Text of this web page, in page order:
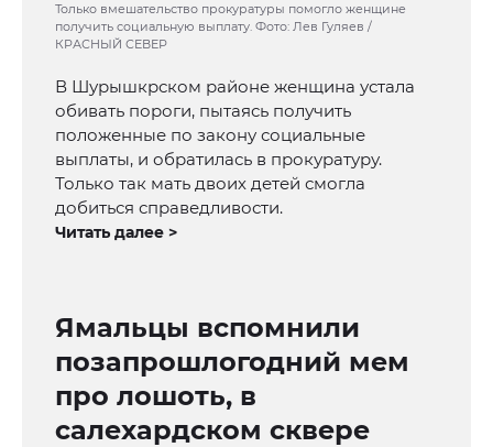
Только вмешательство прокуратуры помогло женщине
получить социальную выплату. Фото: Лев Гуляев /
КРАСНЫЙ СЕВЕР
В Шурышкрском районе женщина устала
обивать пороги, пытаясь получить
положенные по закону социальные
выплаты, и обратилась в прокуратуру.
Только так мать двоих детей смогла
добиться справедливости.
Читать далее >
Ямальцы вспомнили
позапрошлогодний мем
про лошоть, в
салехардском сквере